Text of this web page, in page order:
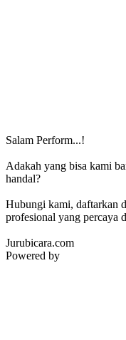
Salam Perform...!
Adakah yang bisa kami
handal?
Hubungi kami, daftarkan
profesional yang percaya
Jurubicara.com
Powered by